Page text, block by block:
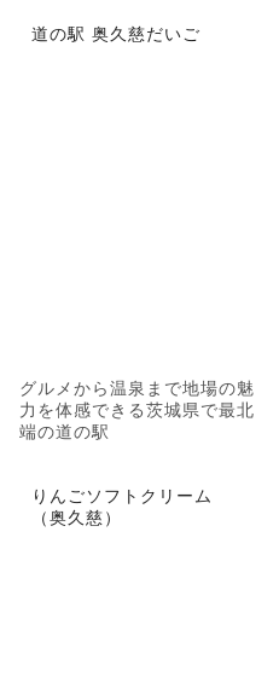
道の駅 奥久慈だいご
グルメから温泉まで地場の魅
力を体感できる茨城県で最北
端の道の駅
りんごソフトクリーム
（奥久慈）